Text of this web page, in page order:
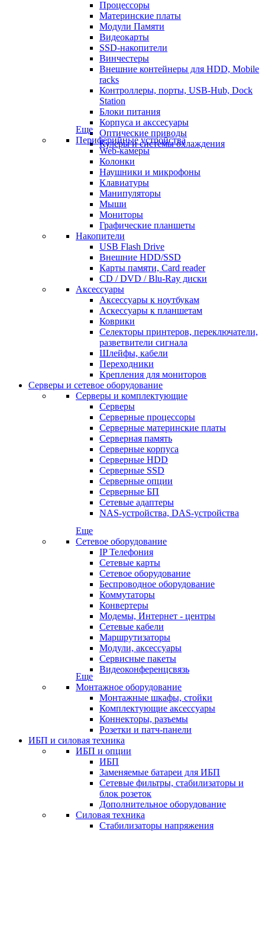
Процессоры
Материнские платы
Модули Памяти
Видеокарты
SSD-накопители
Винчестеры
Внешние контейнеры для HDD, Mobile
racks
Контроллеры, порты, USB-Hub, Dock
Station
Блоки питания
Корпуса и акссесуары
Оптические приводы
Кулеры и системы охлаждения
Еще
Периферийные устройства
Web-камеры
Колонки
Наушники и микрофоны
Клавиатуры
Манипуляторы
Мыши
Мониторы
Графические планшеты
Накопители
USB Flash Drive
Внешние HDD/SSD
Карты памяти, Card reader
CD / DVD / Blu-Ray диски
Аксессуары
Аксессуары к ноутбукам
Аскессуары к планшетам
Коврики
Селекторы принтеров, переключатели,
разветвители сигнала
Шлейфы, кабели
Переходники
Крепления для мониторов
Серверы и сетевое оборудование
Серверы и комплектующие
Серверы
Серверные процессоры
Серверные материнские платы
Серверная память
Серверные корпуса
Серверные HDD
Серверные SSD
Серверные опции
Серверные БП
Сетевые адаптеры
NAS-устройства, DAS-устройства
Еще
Сетевое оборудование
IP Телефония
Сетевые карты
Сетевое оборудование
Беспроводное оборудование
Коммутаторы
Конвертеры
Модемы, Интернет - центры
Сетевые кабели
Маршрутизаторы
Модули, аксессуары
Сервисные пакеты
Видеоконференцсвязь
Еще
Монтажное оборудование
Монтажные шкафы, стойки
Комплектующие аксессуары
Коннекторы, разъемы
Розетки и патч-панели
ИБП и силовая техника
ИБП и опции
ИБП
Заменяемые батареи для ИБП
Сетевые фильтры, стабилизаторы и
блок розеток
Дополнительное оборудование
Силовая техника
Стабилизаторы напряжения